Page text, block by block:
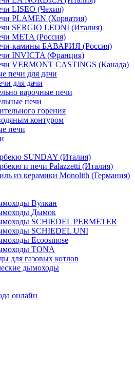
LISEO (Чехия)
PLAMEN (Хорватия)
SERGIO LEONI (Италия)
META (Россия)
камины БАВАРИЯ (Россия)
INVICTA (Франция)
VERMONT CASTINGS (Канада)
печи для дачи
для дачи
варочные печи
печи
горения
контуром
печи
SUNDAY (Италия)
и печи Palazzetti (Италия)
из керамики Monolith (Германия)
Вулкан
Дымок
SCHIEDEL PERMETER
SCHIEDEL UNI
Ecoosmose
TONA
для газовых котлов
дымоходы
онлайн